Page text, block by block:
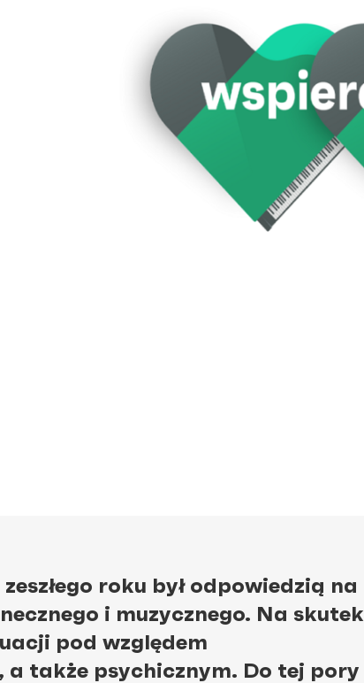
roku był odpowiedzią na
i muzycznego. Na skutek
pod względem
a także psychicznym. Do tej pory